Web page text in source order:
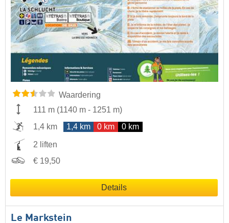
Waardering
111 m (1140 m - 1251 m)
1,4 km
1,4 km 0 km 0 km
2 liften
€ 19,50
Details
Le Markstein